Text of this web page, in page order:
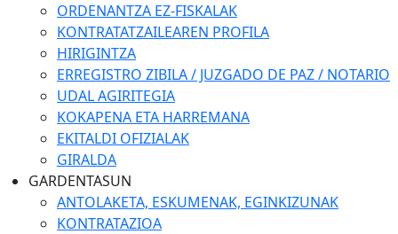
ORDENANTZA EZ-FISKALAK
KONTRATATZAILEAREN PROFILA
HIRIGINTZA
ERREGISTRO ZIBILA / JUZGADO DE PAZ / NOTARIO
UDAL AGIRITEGIA
KOKAPENA ETA HARREMANA
EKITALDI OFIZIALAK
GIRALDA
GARDENTASUN
ANTOLAKETA, ESKUMENAK, EGINKIZUNAK
KONTRATAZIOA